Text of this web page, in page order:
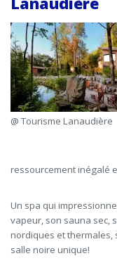
@ Tourisme Lanaudière
ressourcement inégalé
Un spa qui
vapeur, son sauna sec,
nordiques et thermales,
salle noire unique!